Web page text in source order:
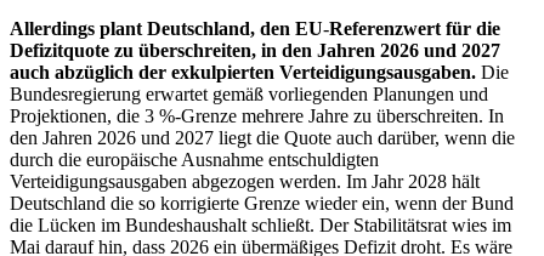
Allerdings plant Deutschland, den EU-Referenzwert für die
Defizitquote zu überschreiten, in den Jahren 2026 und 2027
auch abzüglich der exkulpierten Verteidigungsausgaben. Die
Bundesregierung erwartet gemäß vorliegenden Planungen und
Projektionen, die 3 %-Grenze mehrere Jahre zu überschreiten. In
den Jahren 2026 und 2027 liegt die Quote auch darüber, wenn die
durch die europäische Ausnahme entschuldigten
Verteidigungsausgaben abgezogen werden. Im Jahr 2028 hält
Deutschland die so korrigierte Grenze wieder ein, wenn der Bund
die Lücken im Bundeshaushalt schließt. Der Stabilitätsrat wies im
Mai darauf hin, dass 2026 ein übermäßiges Defizit droht. Es wäre